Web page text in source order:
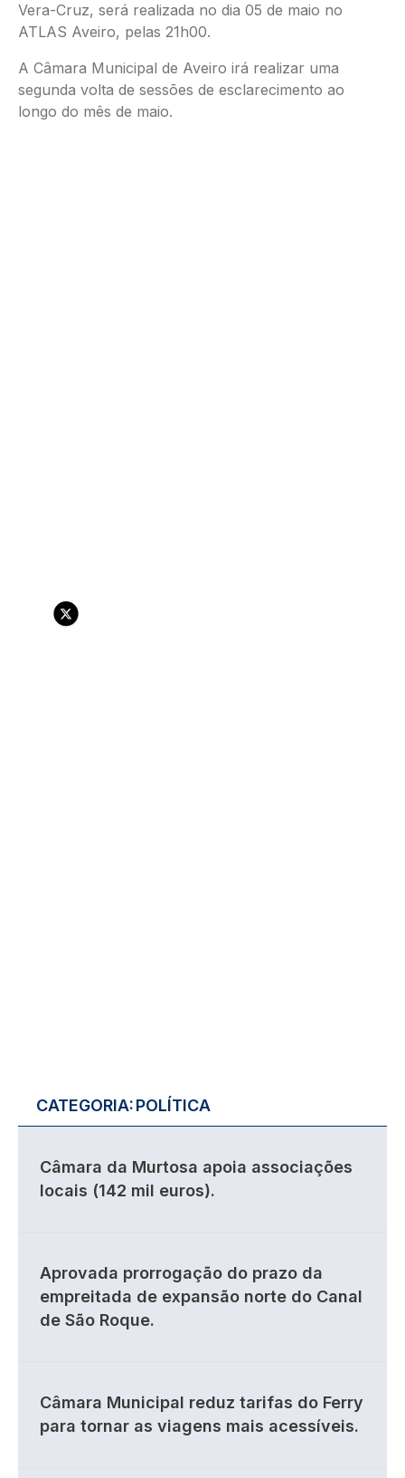
Vera-Cruz, será realizada no dia 05 de maio no
ATLAS Aveiro, pelas 21h00.
A Câmara Municipal de Aveiro irá realizar uma
segunda volta de sessões de esclarecimento ao
longo do mês de maio.
CATEGORIA:POLÍTICA
Câmara da Murtosa apoia associações
locais (142 mil euros).
Aprovada prorrogação do prazo da
empreitada de expansão norte do Canal
de São Roque.
Câmara Municipal reduz tarifas do Ferry
para tornar as viagens mais acessíveis.